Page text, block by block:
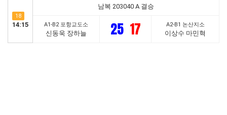
18
14:15
남복 203040 A 결승
A1-B2 포항교도소
신동욱 장하늘 25 17 A2-B1 논산지소
이상수 마민혁